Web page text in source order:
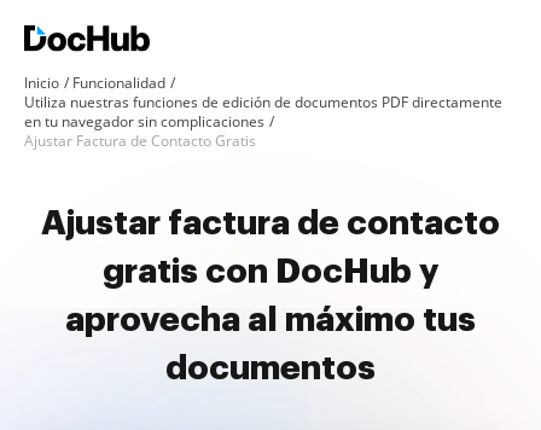
Inicio
Funcionalidad
Utiliza nuestras funciones de edición de documentos PDF directamente
en tu navegador sin complicaciones
Ajustar Factura de Contacto Gratis
Ajustar factura de contacto
gratis con DocHub y
aprovecha al máximo tus
documentos